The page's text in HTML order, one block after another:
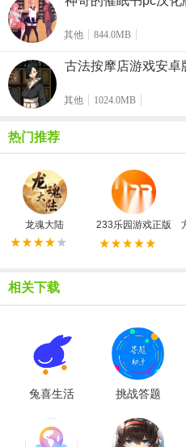
其他 844.0MB
古法按摩店游戏安卓
其他 1024.0MB
热门推荐
龙魂大陆 233乐园游戏正版
相关下载
兔喜生活
挑战答题
版